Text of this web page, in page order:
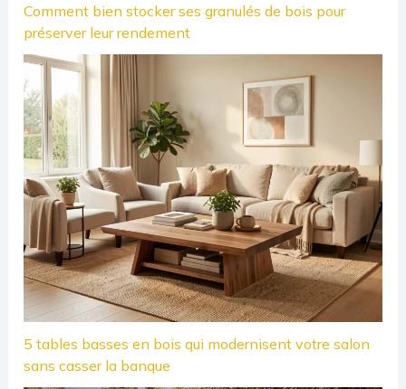
Comment bien stocker ses granulés de bois pour
préserver leur rendement
5 tables basses en bois qui modernisent votre salon
sans casser la banque